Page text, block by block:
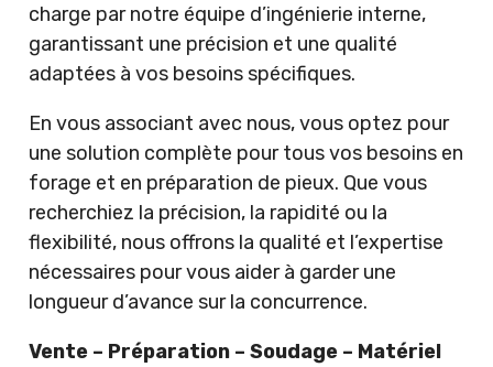
charge par notre équipe d’ingénierie interne,
garantissant une précision et une qualité
adaptées à vos besoins spécifiques.
En vous associant avec nous, vous optez pour
une solution complète pour tous vos besoins en
forage et en préparation de pieux. Que vous
recherchiez la précision, la rapidité ou la
flexibilité, nous offrons la qualité et l’expertise
nécessaires pour vous aider à garder une
longueur d’avance sur la concurrence.
Vente – Préparation – Soudage – Matériel